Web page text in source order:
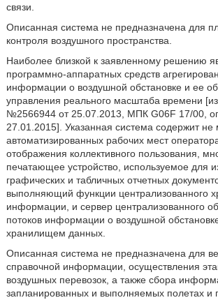
связи.
Описанная система не предназначена для
контроля воздушного пространства.
Наиболее близкой к заявленному решению
программно-аппаратных средств
информации о воздушной обстановке и ее
управления реального масштаба времени
№2566944 от 25.07.2013, МПК G06F 17/00,
27.01.2015]. Указанная система содержит не
автоматизированных рабочих мест
отображения коллективного пользования,
печатающее устройство, используемое для
графических и табличных отчетных
выполняющий функции централизованного
информации, и сервер централизованного
потоков информации о воздушной
хранилищем данных.
Описанная система не предназначена для
справочной информации, осуществления
воздушных перевозок, а также сбора
запланированных и выполняемых полетах и